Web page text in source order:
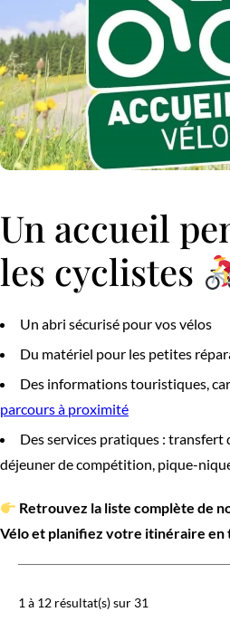
Un accueil
les cyclistes
Un abri sécurisé pour vos vélos
Du matériel pour les petites
Des informations touristiques,
parcours à proximité
Des services pratiques : transfert
déjeuner de compétition, pique-
Retrouvez la liste complète de
Vélo et planifiez votre itinéraire en
1 à 12 résultat(s) sur 31